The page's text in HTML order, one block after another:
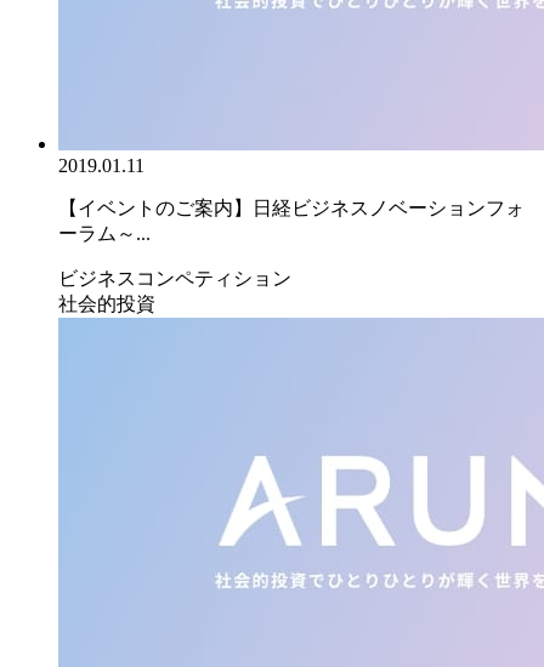
2019.01.11
【イベントのご案内】日経ビジネスノベーションフォ
ーラム～...
ビジネスコンペティション
社会的投資